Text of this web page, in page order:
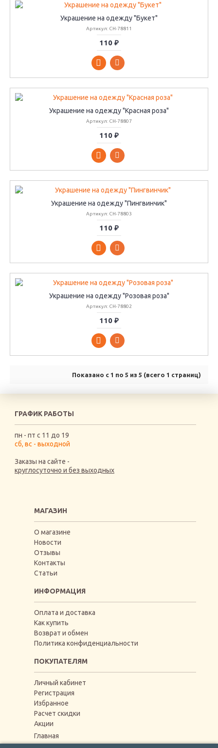
Украшение на одежду "Букет"
Артикул: CH-78811
110 ₽
Украшение на одежду "Красная роза"
Артикул: CH-78807
110 ₽
Украшение на одежду "Пингвинчик"
Артикул: CH-78803
110 ₽
Украшение на одежду "Розовая роза"
Артикул: CH-78802
110 ₽
Показано с 1 по 5 из 5 (всего 1 страниц)
ГРАФИК РАБОТЫ
пн - пт с 11 до 19
сб, вс - выходной
Заказы на сайте -
круглосуточно и без выходных
МАГАЗИН
О магазине
Новости
Отзывы
Контакты
Статьи
ИНФОРМАЦИЯ
Оплата и доставка
Как купить
Возврат и обмен
Политика конфиденциальности
ПОКУПАТЕЛЯМ
Личный кабинет
Регистрация
Избранное
Расчет скидки
Акции
Главная